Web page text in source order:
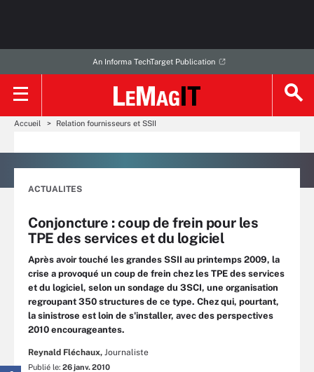
An Informa TechTarget Publication
Accueil Relation fournisseurs et SSII
ACTUALITES
Conjoncture : coup de frein pour les
TPE des services et du logiciel
Après avoir touché les grandes SSII au printemps 2009, la
crise a provoqué un coup de frein chez les TPE des services
et du logiciel, selon un sondage du 3SCI, une organisation
regroupant 350 structures de ce type. Chez qui, pourtant,
la sinistrose est loin de s'installer, avec des perspectives
2010 encourageantes.
Reynald Fléchaux, Journaliste
Publié le: 26 janv. 2010